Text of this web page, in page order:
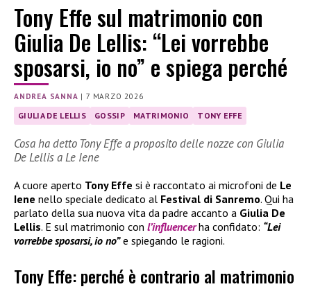
Tony Effe sul matrimonio con
Giulia De Lellis: “Lei vorrebbe
sposarsi, io no” e spiega perché
ANDREA SANNA |7 MARZO 2026
GIULIA DE LELLIS GOSSIP MATRIMONIO TONY EFFE
Cosa ha detto Tony Effe a proposito delle nozze con Giulia
De Lellis a Le Iene
A cuore aperto Tony Effe si è raccontato ai microfoni de Le
Iene nello speciale dedicato al Festival di Sanremo. Qui ha
parlato della sua nuova vita da padre accanto a Giulia De
Lellis. E sul matrimonio con l’influencer ha confidato: “Lei
vorrebbe sposarsi, io no”e spiegando le ragioni.
Tony Effe: perché è contrario al matrimonio